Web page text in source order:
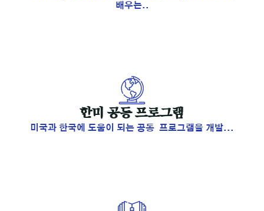
배우는..
​한미 공동 프로그램
미국과 한국에 도움이 되는 공동 프로그램을 개발...